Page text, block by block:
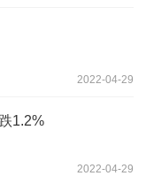
2022-04-29
1.2%
2022-04-29